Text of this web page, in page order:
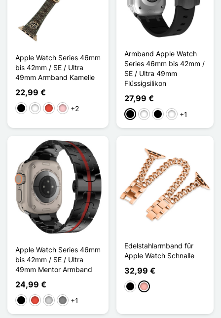
Apple Watch Series 46mm
bis 42mm / SE / Ultra
49mm Armband Kamelie
22,99 €
Schwarz
WeißRot Pink+2
Armband Apple Watch
Series 46mm bis 42mm /
SE / Ultra 49mm
Flüssigsilikon
27,99 €
SchwarzNoir Argenté
Noir Gris
Noir Bleu
+1
Apple Watch Series 46mm
bis 42mm / SE / Ultra
49mm Mentor Armband
24,99 €
Schwarz
Rot SilberGris Titanium
+1
Edelstahlarmband für
Apple Watch Schnalle
32,99 €
SchwarzRoségold